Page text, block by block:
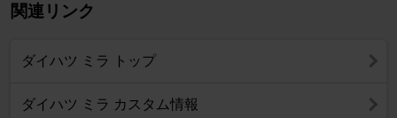
関連リンク
ダイハツ ミラ トップ
ダイハツ ミラ カスタム情報